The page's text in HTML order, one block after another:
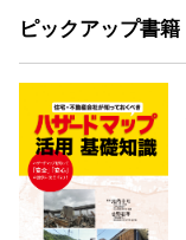
ピックアップ書籍